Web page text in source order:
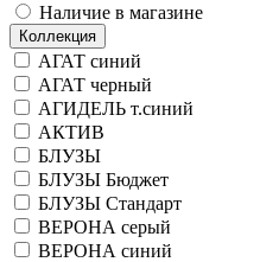
Наличие в магазине
Коллекция
АГАТ синий
АГАТ черный
АГИДЕЛЬ т.синий
АКТИВ
БЛУЗЫ
БЛУЗЫ Бюджет
БЛУЗЫ Стандарт
ВЕРОНА серый
ВЕРОНА синий